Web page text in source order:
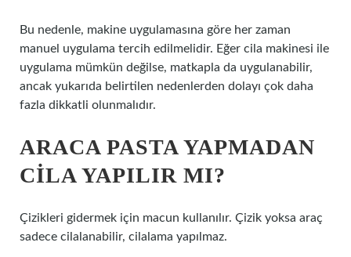
Bu nedenle, makine uygulamasına göre her zaman
manuel uygulama tercih edilmelidir. Eğer cila makinesi ile
uygulama mümkün değilse, matkapla da uygulanabilir,
ancak yukarıda belirtilen nedenlerden dolayı çok daha
fazla dikkatli olunmalıdır.
ARACA PASTA YAPMADAN
CILA YAPILIR MI?
Çizikleri gidermek için macun kullanılır. Çizik yoksa araç
sadece cilalanabilir, cilalama yapılmaz.